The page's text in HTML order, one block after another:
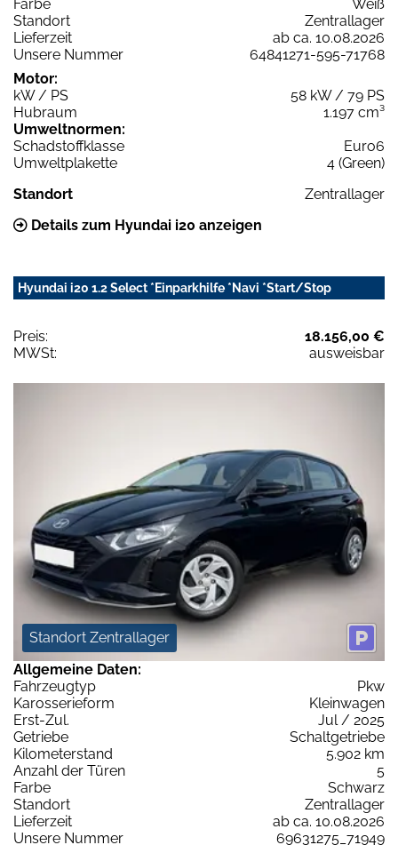
Farbe
Weiß
Standort
Zentrallager
Lieferzeit
ab ca. 10.08.2026
Unsere Nummer
64841271-595-71768
Motor:
kW / PS
58 kW / 79 PS
Hubraum
1.197 cm³
Umweltnormen:
Schadstoffklasse
Euro6
Umweltplakette
4 (Green)
Standort
Zentrallager
Details zum Hyundai i20 anzeigen
Hyundai i20 1.2 Select *Einparkhilfe *Navi *Start/Stop
Preis:
18.156,00 €
MWSt:
ausweisbar
Standort Zentrallager
Allgemeine Daten:
Fahrzeugtyp
Pkw
Karosserieform
Kleinwagen
Erst-Zul.
Jul / 2025
Getriebe
Schaltgetriebe
Kilometerstand
5.902 km
Anzahl der Türen
5
Farbe
Schwarz
Standort
Zentrallager
Lieferzeit
ab ca. 10.08.2026
Unsere Nummer
69631275_71949